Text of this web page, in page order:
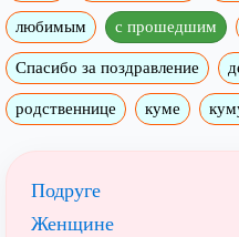
любимым с прошедшим
Спасибо за поздравление
родственнице куме
Подруге
Женщине